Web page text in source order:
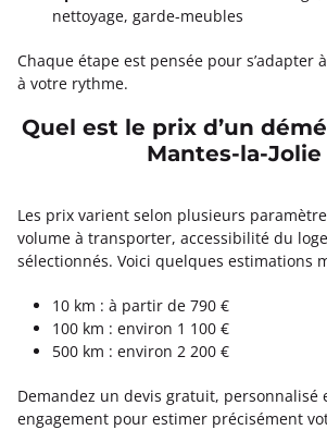
nettoyage, garde-meubles
Chaque étape est pensée pour s’adapter
à votre rythme.
Quel est le prix d’un
Mantes-la-Jolie
Les prix varient selon plusieurs
volume à transporter, accessibilité du
sélectionnés. Voici quelques estimations
10 km : à partir de 790 €
100 km : environ 1 100 €
500 km : environ 2 200 €
Demandez un devis gratuit, personnalisé
engagement pour estimer précisément